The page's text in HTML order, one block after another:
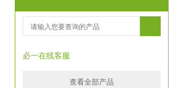
必一在线客服
查看全部产品